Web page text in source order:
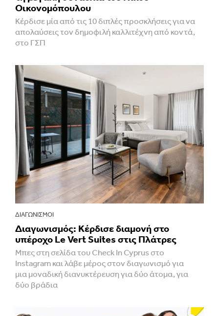
Οικονομόπουλου
Κέρδισε μία από τις 10 διπλές προσκλήσεις για να
απολαύσεις τον δημοφιλή καλλιτέχνη από κοντά,
στο ΓΣΠ
ΔΙΑΓΩΝΙΣΜΟΊ
Διαγωνισμός: Κέρδισε διαμονή στο
υπέροχο Le Vert Suites στις Πλάτρες
Μπες στη σελίδα του Check In Cyprus στο
Instagram και λάβε μέρος στον διαγωνισμό για
μια μοναδική διανυκτέρευση για δύο άτομα, για
δύο βράδια